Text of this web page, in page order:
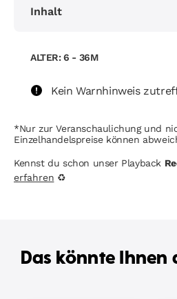
Inhalt
ALTER: 6 - 36M
Kein Warnhinweis
*Nur zur Veranschaulichung und
Einzelhandelspreise können
Kennst du schon unser Playback
erfahren ♻
Das könnte Ihnen